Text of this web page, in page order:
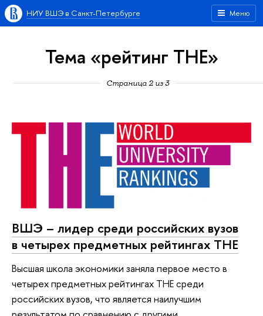
Меню
НИУ ВШЭ в Санкт-Петербурге
Тема «рейтинг THE»
Страница 2 из 3
ВШЭ – лидер среди российских вузов
в четырех предметных рейтингах ТНЕ
Высшая школа экономики заняла первое место в
четырех предметных рейтингах ТНЕ среди
российских вузов, что является наилучшим